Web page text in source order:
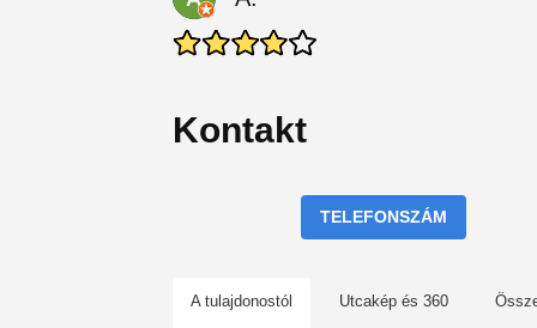
Kontakt
TELEFONSZÁM
A tulajdonostól Utcakép és 360